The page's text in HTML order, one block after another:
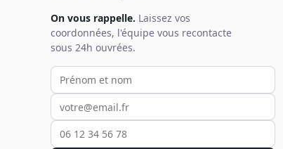
On vous rappelle. Laissez vos
coordonnées, l'équipe vous recontacte
sous 24h ouvrées.
Votre prénom et nom
Votre email
Votre téléphone